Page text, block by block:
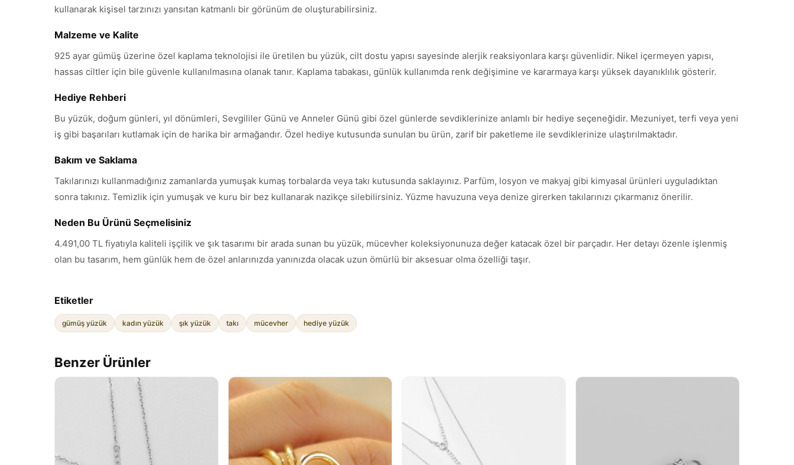
kullanarak kişisel tarzınızı yansıtan katmanlı bir görünüm de oluşturabilirsiniz.
Malzeme ve Kalite
925 ayar gümüş üzerine özel kaplama teknolojisi ile üretilen bu yüzük, cilt dostu yapısı sayesinde alerjik reaksiyonlara karşı güvenlidir. Nikel içermeyen yapısı,
hassas ciltler için bile güvenle kullanılmasına olanak tanır. Kaplama tabakası, günlük kullanımda renk değişimine ve kararmaya karşı yüksek dayanıklılık gösterir.
Hediye Rehberi
Bu yüzük, doğum günleri, yıl dönümleri, Sevgililer Günü ve Anneler Günü gibi özel günlerde sevdiklerinize anlamlı bir hediye seçeneğidir. Mezuniyet, terfi veya yeni
iş gibi başarıları kutlamak için de harika bir armağandır. Özel hediye kutusunda sunulan bu ürün, zarif bir paketleme ile sevdiklerinize ulaştırılmaktadır.
Bakım ve Saklama
Takılarınızı kullanmadığınız zamanlarda yumuşak kumaş torbalarda veya takı kutusunda saklayınız. Parfüm, losyon ve makyaj gibi kimyasal ürünleri uyguladıktan
sonra takınız. Temizlik için yumuşak ve kuru bir bez kullanarak nazikçe silebilirsiniz. Yüzme havuzuna veya denize girerken takılarınızı çıkarmanız önerilir.
Neden Bu Ürünü Seçmelisiniz
4.491,00 TL fiyatıyla kaliteli işçilik ve şık tasarımı bir arada sunan bu yüzük, mücevher koleksiyonunuza değer katacak özel bir parçadır. Her detayı özenle işlenmiş
olan bu tasarım, hem günlük hem de özel anlarınızda yanınızda olacak uzun ömürlü bir aksesuar olma özelliği taşır.
Etiketler
gümüş yüzük kadın yüzük şık yüzük takı mücevher hediye yüzük
Benzer Ürünler